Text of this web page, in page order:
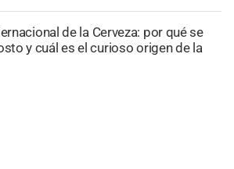
de la Cerveza: por qué se
y cuál es el curioso origen de la